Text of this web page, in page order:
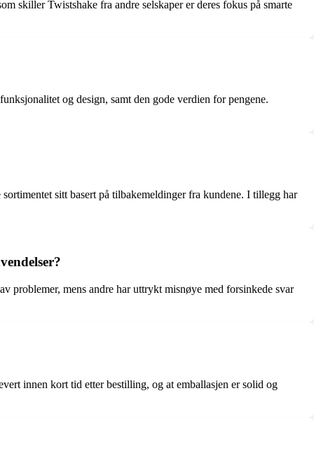
skiller Twistshake fra andre selskaper er deres fokus på smarte
og design, samt den gode verdien for pengene.
sitt basert på tilbakemeldinger fra kundene. I tillegg har
problemer, mens andre har uttrykt misnøye med forsinkede svar
innen kort tid etter bestilling, og at emballasjen er solid og